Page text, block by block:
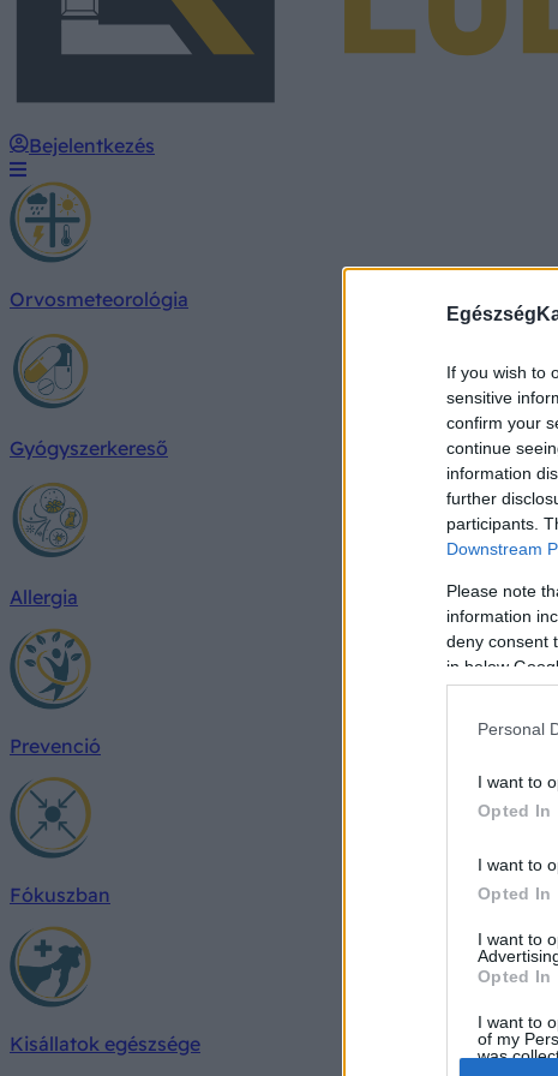
If you wish to
sensitive
confirm your
continue
information
further
participants.
Downstream
Please note
information
deny consent
in below
Personal
I want to
Opted In
I want to
Opted In
I want to
Opted In
I want to
of my
was
Bejelentkezés
Orvosmeteorológia
Gyógyszerkereső
Allergia
Prevenció
Fókuszban
Kisállatok egészsége